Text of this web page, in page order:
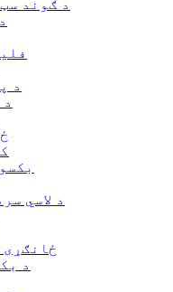
د ګوند
د
د لاسي
د